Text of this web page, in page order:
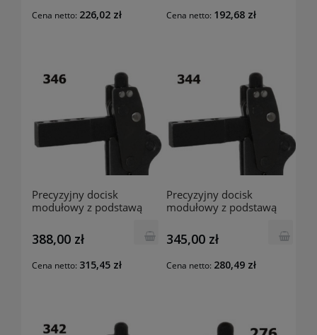
Cena netto: 226,02 zł Cena netto: 192,68 zł
Precyzyjny docisk
modułowy z podstawą
388,00 zł
Cena netto: 315,45 zł
Precyzyjny docisk
modułowy z podstawą
345,00 zł
Cena netto: 280,49 zł